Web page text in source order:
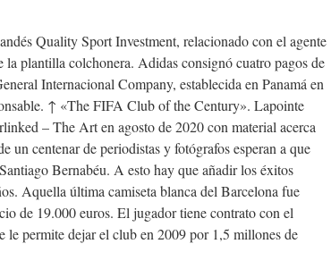
Quality Sport Investment, relacionado con el agente
la plantilla colchonera. Adidas consignó cuatro pagos de
Internacional Company, establecida en Panamá en
↑ «The FIFA Club of the Century». Lapointe
– The Art en agosto de 2020 con material acerca
un centenar de periodistas y fotógrafos esperan a que
Bernabéu. A esto hay que añadir los éxitos
Aquella última camiseta blanca del Barcelona fue
de 19.000 euros. El jugador tiene contrato con el
le permite dejar el club en 2009 por 1,5 millones de